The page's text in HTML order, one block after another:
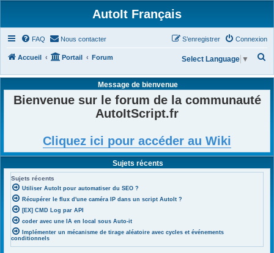
AutoIt Français
FAQ Nous contacter Connexion
S’enregistrer
Accueil Portail Forum
h
Select Language ▼
Message de bienvenue
Bienvenue sur le forum de la communauté
AutoItScript.fr
Cliquez ici pour accéder au Wiki
Sujets récents
Sujets récents
Utiliser AutoIt pour automatiser du SEO ?
Récupérer le flux d'une caméra IP dans un script AutoIt ?
[EX] CMD Log par API
coder avec une IA en local sous Auto-it
Implémenter un mécanisme de tirage aléatoire avec cycles et événements
conditionnels